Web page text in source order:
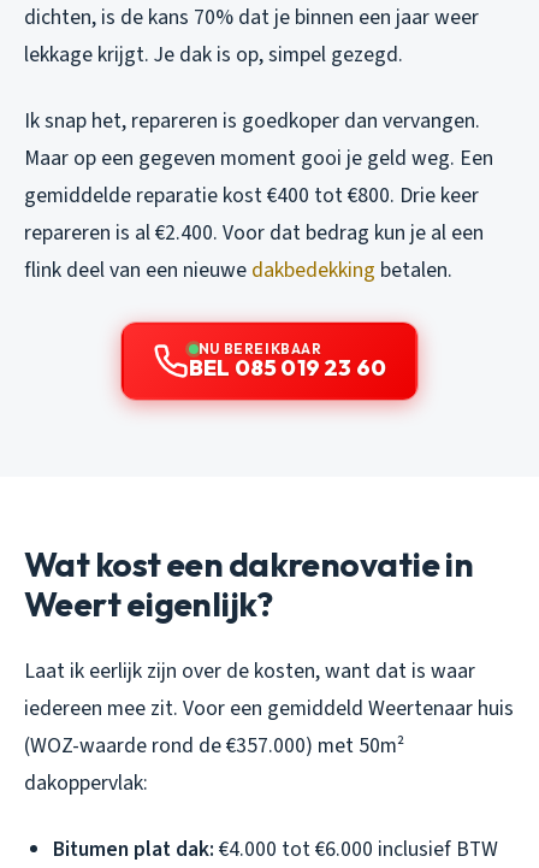
dichten, is de kans 70% dat je binnen een jaar weer
lekkage krijgt. Je dak is op, simpel gezegd.
Ik snap het, repareren is goedkoper dan vervangen.
Maar op een gegeven moment gooi je geld weg. Een
gemiddelde reparatie kost €400 tot €800. Drie keer
repareren is al €2.400. Voor dat bedrag kun je al een
flink deel van een nieuwe dakbedekking betalen.
NU BEREIKBAAR
BEL 085 019 23 60
Wat kost een dakrenovatie in
Weert eigenlijk?
Laat ik eerlijk zijn over de kosten, want dat is waar
iedereen mee zit. Voor een gemiddeld Weertenaar huis
(WOZ-waarde rond de €357.000) met 50m²
dakoppervlak:
Bitumen plat dak: €4.000 tot €6.000 inclusief BTW